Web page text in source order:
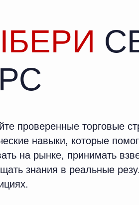
проверенные торговые
навыки, которые
на рынке, принимать
знания в реальные